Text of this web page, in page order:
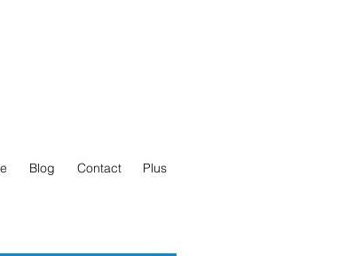
Blog Contact Plus